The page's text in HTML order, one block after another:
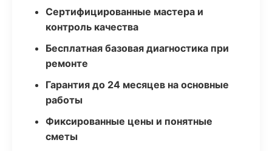
Сертифицированные мастера и
контроль качества
Бесплатная базовая диагностика при
ремонте
Гарантия до 24 месяцев на основные
работы
Фиксированные цены и понятные
сметы